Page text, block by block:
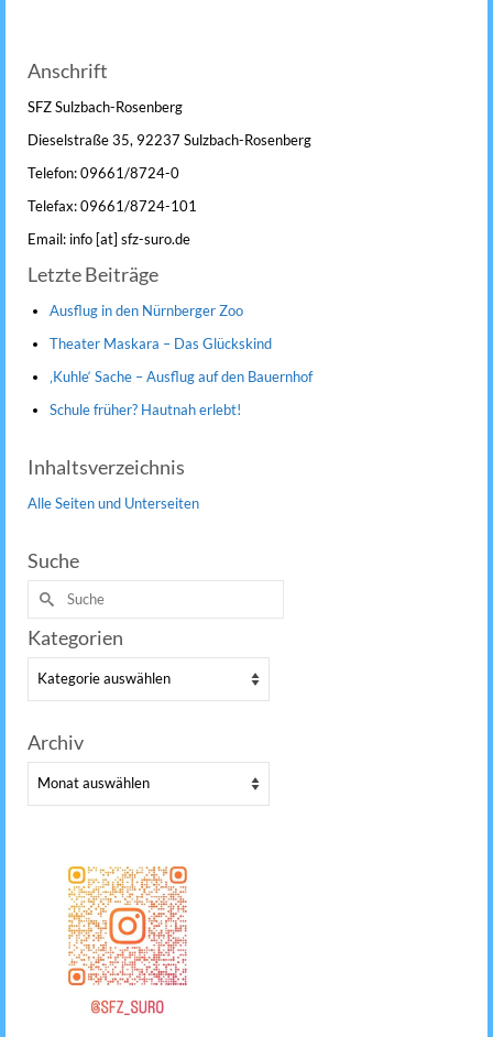
Anschrift
SFZ Sulzbach-Rosenberg
Dieselstraße 35, 92237 Sulzbach-Rosenberg
Telefon: 09661/8724-0
Telefax: 09661/8724-101
Email: info [at] sfz-suro.de
Letzte Beiträge
Ausflug in den Nürnberger Zoo
Theater Maskara – Das Glückskind
‚Kuhle‘ Sache – Ausflug auf den Bauernhof
Schule früher? Hautnah erlebt!
Inhaltsverzeichnis
Alle Seiten und Unterseiten
Suche
Suche
nach:
Kategorien
Kategorien
Archiv
Archiv